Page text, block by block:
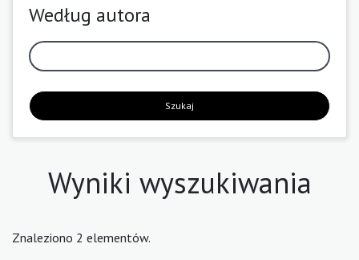
Według autora
Szukaj
Wyniki wyszukiwania
Znaleziono 2 elementów.